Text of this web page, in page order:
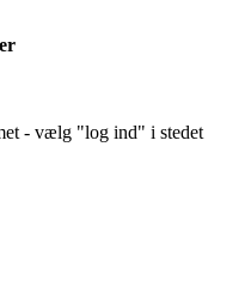
- vælg "log ind" i stedet